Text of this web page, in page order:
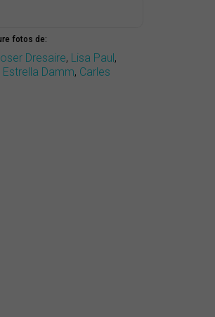
fotos de:
Dresaire, Lisa Paul,
Damm, Carles